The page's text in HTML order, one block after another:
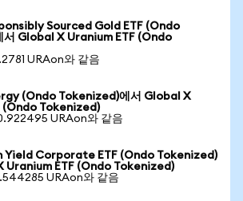
Sourced Gold ETF (Ondo
Global X Uranium ETF (Ondo
URAon와 같음
(Ondo Tokenized)에서 Global X
(Ondo Tokenized)
URAon와 같음
Yield Corporate ETF (Ondo Tokenized)
Uranium ETF (Ondo Tokenized)
URAon와 같음